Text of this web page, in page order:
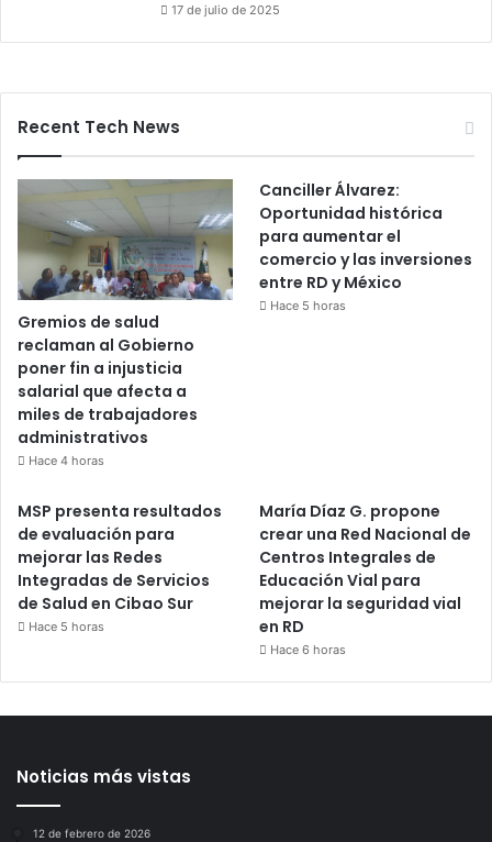
17 de julio de 2025
Recent Tech News
Gremios de salud
reclaman al Gobierno
poner fin a injusticia
salarial que afecta a
miles de trabajadores
administrativos
Hace 4 horas
Canciller Álvarez:
Oportunidad histórica
para aumentar el
comercio y las inversiones
entre RD y México
Hace 5 horas
MSP presenta resultados
de evaluación para
mejorar las Redes
Integradas de Servicios
de Salud en Cibao Sur
Hace 5 horas
María Díaz G. propone
crear una Red Nacional de
Centros Integrales de
Educación Vial para
mejorar la seguridad vial
en RD
Hace 6 horas
Noticias más vistas
12 de febrero de 2026